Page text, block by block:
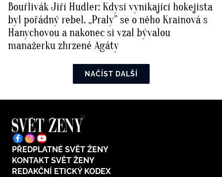
Bouřlivák Jiří Hudler: Kdysi vynikající hokejista
byl pořádný rebel. „Praly” se o něho Krainová s
Hanychovou a nakonec si vzal bývalou
manažerku zhrzené Agáty
NAČÍST DALŠÍ
PŘEDPLATNÉ SVĚT ŽENY
KONTAKT SVĚT ŽENY
REDAKČNÍ ETICKÝ KODEX